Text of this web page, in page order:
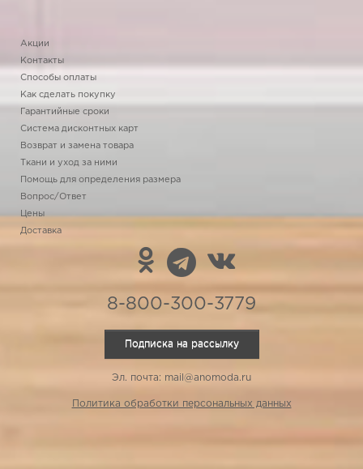
Акции
Контакты
Способы оплаты
Как сделать покупку
Гарантийные сроки
Система дисконтных карт
Возврат и замена товара
Ткани и уход за ними
Помощь для определения размера
Вопрос/Ответ
Цены
Доставка
8-800-300-3779
Подписка на рассылку
Эл. почта: mail@anomoda.ru
Политика обработки персональных данных